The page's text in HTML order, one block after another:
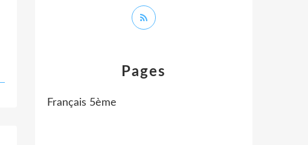
Pages
Français 5ème